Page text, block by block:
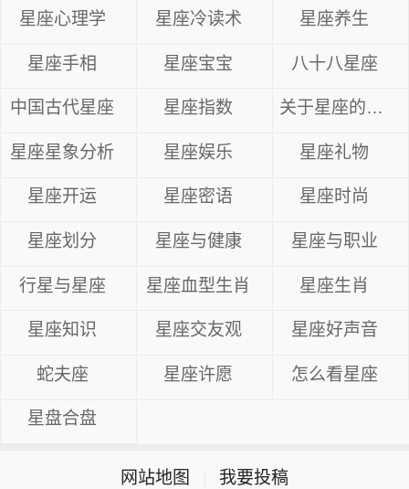
星座心理学 星座冷读术 星座养生
星座手相 星座宝宝 八十八星座
中国古代星座 星座指数 关于星座的资料
星座星象分析 星座娱乐 星座礼物
星座开运 星座密语 星座时尚
星座划分 星座与健康 星座与职业
行星与星座 星座血型生肖 星座生肖
星座知识 星座交友观 星座好声音
蛇夫座 星座许愿 怎么看星座
星盘合盘
网站地图 我要投稿